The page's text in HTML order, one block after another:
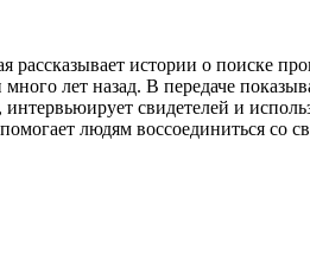
рассказывает истории о поиске
лет назад. В передаче
свидетелей и
людям воссоединиться со